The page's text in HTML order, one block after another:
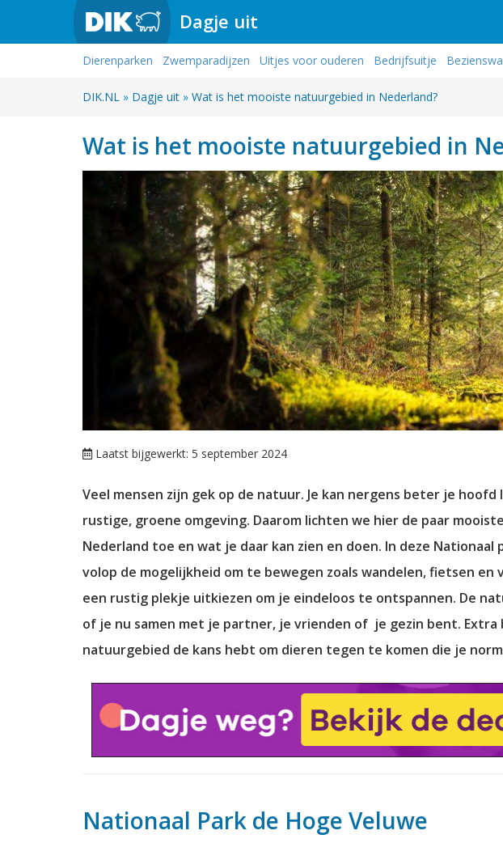
Dagje uit
Dierenparken Zwemparadijzen Uitjes voor ouderen Bedrijfsuitje
DIK.NL » Dagje uit » Wat is het mooiste natuurgebied in Nederland?
Wat is het mooiste natuurgebied in
Laatst bijgewerkt: 5 september 2024
Veel mensen zijn gek op de natuur. Je kan nergens beter je hoofd
rustige, groene omgeving. Daarom lichten we hier de paar
Nederland toe en wat je daar kan zien en doen. In deze Nationaal
volop de mogelijkheid om te bewegen zoals wandelen, fietsen en
een rustig plekje uitkiezen om je eindeloos te ontspannen. De
of je nu samen met je partner, je vrienden of je gezin bent. Extra
natuurgebied de kans hebt om dieren tegen te komen die je
Nationaal Park de Hoge Veluwe